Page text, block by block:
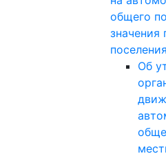
общего
значения
Об